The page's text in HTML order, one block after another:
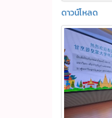
ดาวน์โหลด